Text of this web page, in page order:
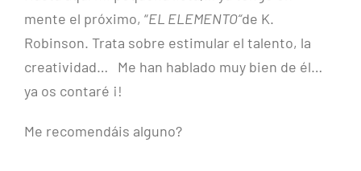
mente el próximo, “EL ELEMENTO“de K.
Robinson. Trata sobre estimular el talento, la
creatividad… Me han hablado muy bien de él…
ya os contaré ¡!
Me recomendáis alguno?